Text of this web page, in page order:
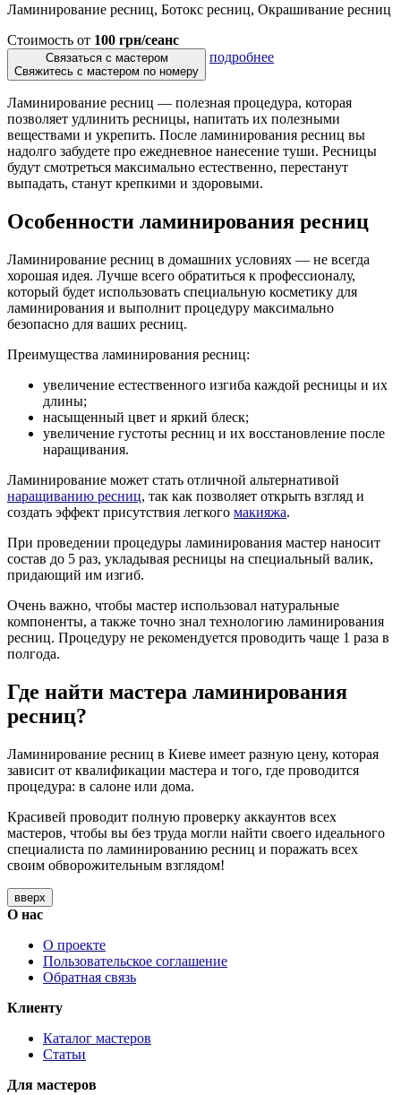
Ламинирование ресниц, Ботокс ресниц, Окрашивание ресниц
Стоимость от 100 грн/сеанс
Связаться с мастером
Свяжитесь с мастером по номеру
подробнее
Ламинирование ресниц — полезная процедура, которая
позволяет удлинить ресницы, напитать их полезными
веществами и укрепить. После ламинирования ресниц вы
надолго забудете про ежедневное нанесение туши. Ресницы
будут смотреться максимально естественно, перестанут
выпадать, станут крепкими и здоровыми.
Особенности ламинирования ресниц
Ламинирование ресниц в домашних условиях — не всегда
хорошая идея. Лучше всего обратиться к профессионалу,
который будет использовать специальную косметику для
ламинирования и выполнит процедуру максимально
безопасно для ваших ресниц.
Преимущества ламинирования ресниц:
увеличение естественного изгиба каждой ресницы и их
длины;
насыщенный цвет и яркий блеск;
увеличение густоты ресниц и их восстановление после
наращивания.
Ламинирование может стать отличной альтернативой
наращиванию ресниц, так как позволяет открыть взгляд и
создать эффект присутствия легкого макияжа.
При проведении процедуры ламинирования мастер наносит
состав до 5 раз, укладывая ресницы на специальный валик,
придающий им изгиб.
Очень важно, чтобы мастер использовал натуральные
компоненты, а также точно знал технологию ламинирования
ресниц. Процедуру не рекомендуется проводить чаще 1 раза в
полгода.
Где найти мастера ламинирования
ресниц?
Ламинирование ресниц в Киеве имеет разную цену, которая
зависит от квалификации мастера и того, где проводится
процедура: в салоне или дома.
Красивей проводит полную проверку аккаунтов всех
мастеров, чтобы вы без труда могли найти своего идеального
специалиста по ламинированию ресниц и поражать всех
своим обворожительным взглядом!
вверх
О нас
О проекте
Пользовательское соглашение
Обратная связь
Клиенту
Каталог мастеров
Статьи
Для мастеров